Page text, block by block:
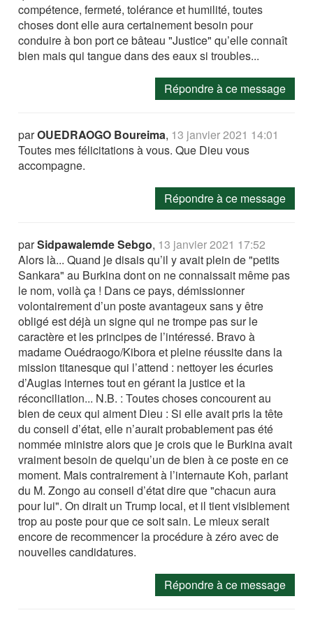
compétence, fermeté, tolérance et humilité, toutes
choses dont elle aura certainement besoin pour
conduire à bon port ce bâteau "Justice" qu’elle connaît
bien mais qui tangue dans des eaux si troubles...
Répondre à ce message
parOUEDRAOGO Boureima, 13 janvier 2021 14:01
Toutes mes félicitations à vous. Que Dieu vous
accompagne.
Répondre à ce message
parSidpawalemde Sebgo, 13 janvier 2021 17:52
Alors là... Quand je disais qu’il y avait plein de "petits
Sankara" au Burkina dont on ne connaissait même pas
le nom, voilà ça ! Dans ce pays, démissionner
volontairement d’un poste avantageux sans y être
obligé est déjà un signe qui ne trompe pas sur le
caractère et les principes de l’intéressé. Bravo à
madame Ouédraogo/Kibora et pleine réussite dans la
mission titanesque qui l’attend : nettoyer les écuries
d’Augias internes tout en gérant la justice et la
réconciliation... N.B. : Toutes choses concourent au
bien de ceux qui aiment Dieu : Si elle avait pris la tête
du conseil d’état, elle n’aurait probablement pas été
nommée ministre alors que je crois que le Burkina avait
vraiment besoin de quelqu’un de bien à ce poste en ce
moment. Mais contrairement à l’internaute Koh, parlant
du M. Zongo au conseil d’état dire que "chacun aura
pour lui". On dirait un Trump local, et il tient visiblement
trop au poste pour que ce soit sain. Le mieux serait
encore de recommencer la procédure à zéro avec de
nouvelles candidatures.
Répondre à ce message